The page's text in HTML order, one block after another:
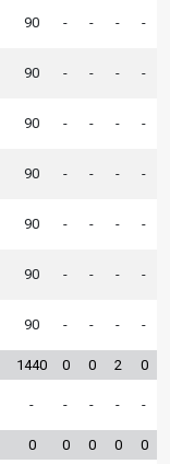
90 - - - -
90 - - - -
90 - - - -
90 - - - -
90 - - - -
90 - - - -
90 - - - -
1440 0 0 2 0
- - - - -
0 0 0 0 0